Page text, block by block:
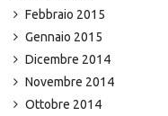
Febbraio 2015
Gennaio 2015
Dicembre 2014
Novembre 2014
Ottobre 2014